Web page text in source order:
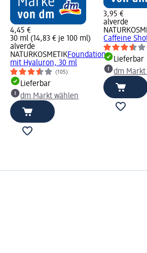
4,45 €
30 ml (14,83 € je 100 ml)
alverde
NATURKOSMETIKFoundation
mit Hyaluron, 30 ml
(105)
Lieferbar
dm Markt wählen
3,95 €
alverde
Caffeine
Lieferbar
dm